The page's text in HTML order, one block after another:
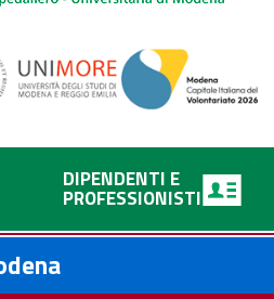
DIPENDENTI E
PROFESSIONISTI